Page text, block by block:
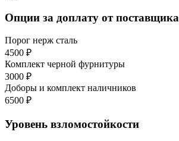
Опции за доплату от поставщика
Порог нерж сталь
4500 ₽
Комплект черной фурнитуры
3000 ₽
Доборы и комплект наличников
6500 ₽
Уровень взломостойкости